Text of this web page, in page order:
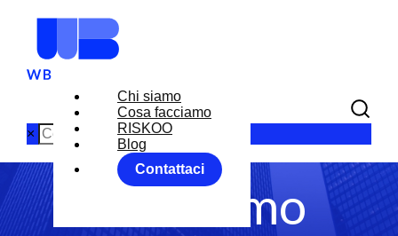
Chi siamo
Cosa facciamo
RISKOO
Blog
Contattaci
×
Chi siamo